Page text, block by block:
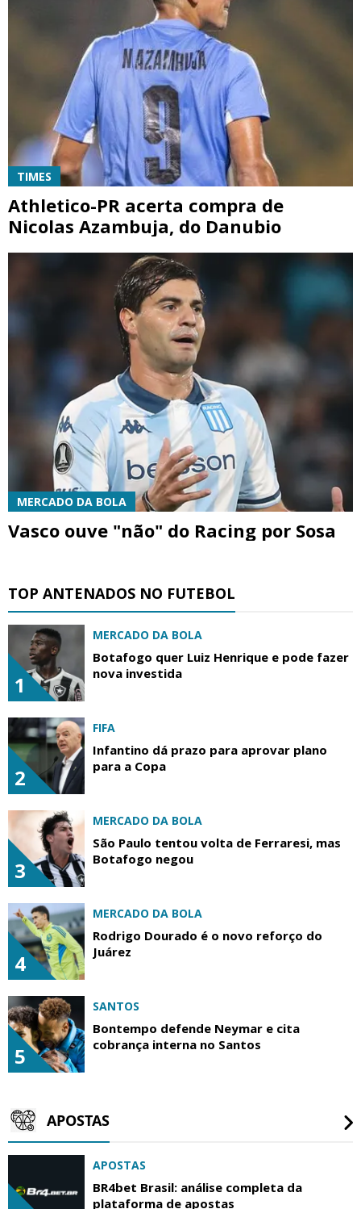
TIMES
Athletico-PR acerta compra de
Nicolas Azambuja, do Danubio
MERCADO DA BOLA
Vasco ouve "não" do Racing por Sosa
TOP ANTENADOS NO FUTEBOL
1
MERCADO DA BOLA
Botafogo quer Luiz Henrique e pode fazer
nova investida
2
FIFA
Infantino dá prazo para aprovar plano
para a Copa
3
MERCADO DA BOLA
São Paulo tentou volta de Ferraresi, mas
Botafogo negou
4
MERCADO DA BOLA
Rodrigo Dourado é o novo reforço do
Juárez
5
SANTOS
Bontempo defende Neymar e cita
cobrança interna no Santos
APOSTAS
APOSTAS
BR4bet Brasil: análise completa da
plataforma de apostas